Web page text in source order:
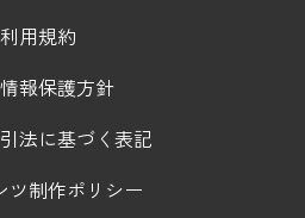
利用規約
報保護方針
法に基づく表記
ツ制作ポリシー